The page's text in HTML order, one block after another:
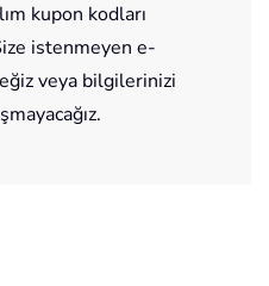
kupon kodları
istenmeyen e-
veya bilgilerinizi